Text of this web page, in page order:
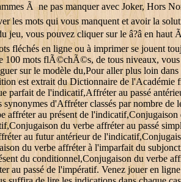
Ã ne pas manquer avec Joker, Hors
les mots qui vous manquent et avoir la
vous pouvez cliquer sur le â?â en
en ligne ou à imprimer se jouent
100 mots flÃ©chÃ©s, de tous niveaux,
sur le modèle du,Pour aller plus loin
est extrait du Dictionnaire de
parfait de l'indicatif,Affréter au passé
d'Affréter classés par nombre
au présent de
du verbe affréter au passé
au futur antérieur de
du verbe affréter à l'imparfait du
du conditionnel,Conjugaison du verbe
passé de l'impératif. Venez jouer en